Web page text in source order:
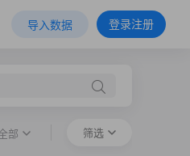
导入数据 登录注册
部 筛选